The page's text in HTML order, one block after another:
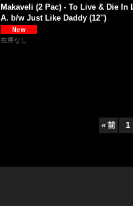
Makaveli (2 Pac) - To Live & Die In
A. b/w Just Like Daddy (12'')
在庫なし
« 前 1